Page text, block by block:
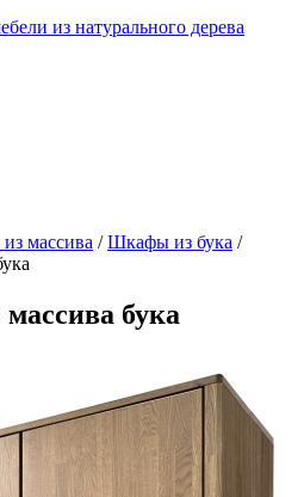
из натурального дерева
массива /Шкафы из бука /
бука